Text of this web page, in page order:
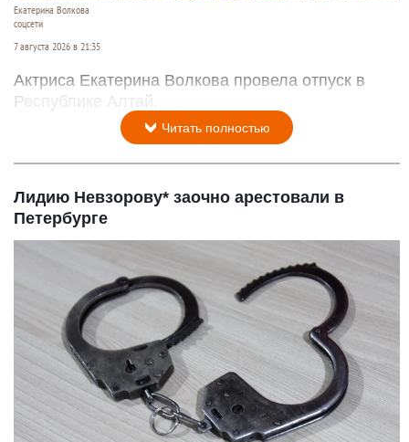
Екатерина Волкова
соцсети
7 августа 2026 в 21:35
Актриса Екатерина Волкова провела отпуск в
Республике Алтай.
Читать полностью
Лидию Невзорову* заочно арестовали в
Петербурге